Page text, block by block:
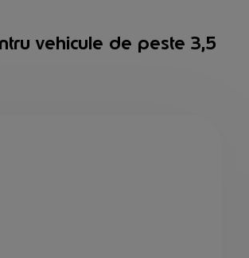
vehicule de peste 3,5